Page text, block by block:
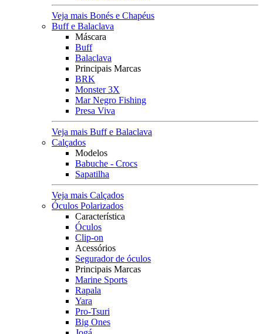
Veja mais Bonés e Chapéus
Buff e Balaclava
Máscara
Buff
Balaclava
Principais Marcas
BRK
Monster 3X
Mar Negro Fishing
Presa Viva
Veja mais Buff e Balaclava
Calçados
Modelos
Babuche - Crocs
Sapatilha
Veja mais Calçados
Óculos Polarizados
Característica
Óculos
Clip-on
Acessórios
Segurador de óculos
Principais Marcas
Marine Sports
Rapala
Yara
Pro-Tsuri
Big Ones